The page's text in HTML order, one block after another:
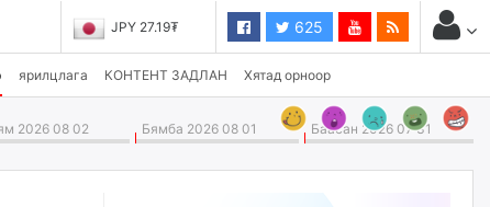
CHF 3,824.26₮ 625
ярилцлага КОНТЕНТ ЗАДЛАН Хятад орноор
2026 08 02 Бямба 2026 08 01 Баасан 2026 07 31